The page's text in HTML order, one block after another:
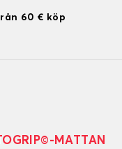
60 € köp
MATTAN